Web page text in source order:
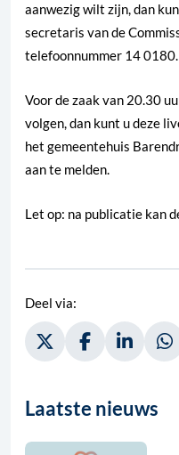
aanwezig wilt zijn, dan
secretaris van de
telefoonnummer 14 0180.
Voor de zaak van 20.30
volgen, dan kunt u deze
het gemeentehuis
aan te melden.
Let op: na publicatie kan
Deel via:
Deel via Twitter,
Deel viaDeel
Laatste nieuws